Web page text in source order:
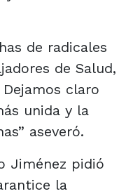
de radicales
de Salud,
claro
unida y la
aseveró.
Jiménez pidió
la